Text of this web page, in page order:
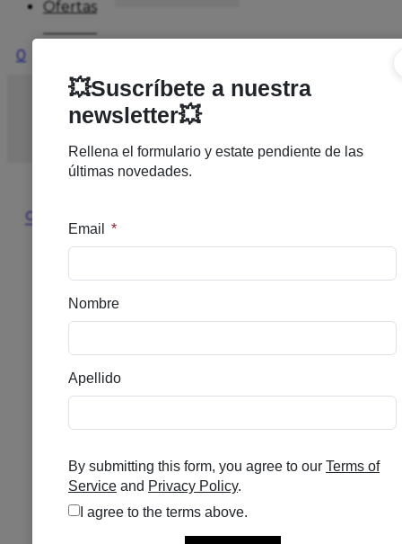
Ofertas
0
Inicio/DERMOCOSMETICA
UPGRADE LIPOLIFTING CREMA DIA 50ML
🔍